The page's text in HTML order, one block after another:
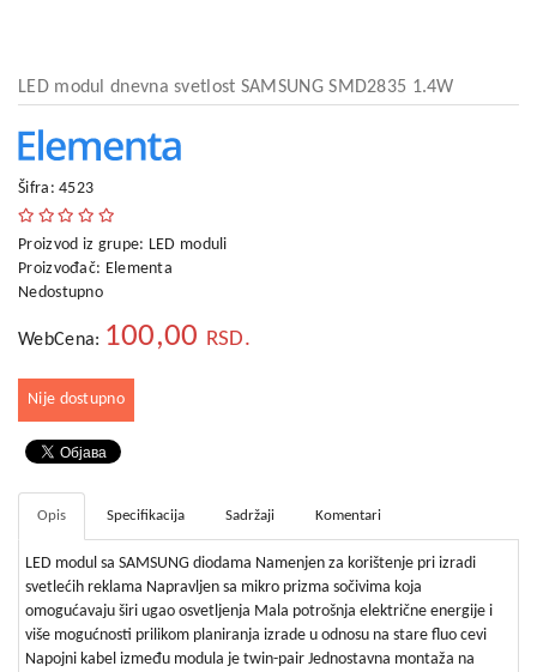
Alati
oprema
Sport
rekreacija
Auto
oprema
Odeća,
Putna
galanterija
Oprema
decu
LED modul dnevna svetlost SAMSUNG SMD2835 1.4W
Šifra: 4523
Proizvod iz grupe: LED moduli
Proizvođač: Elementa
Nedostupno
WebCena: 100,00 RSD.
Nije dostupno
Opis Specifikacija Sadržaji Komentari
LED modul sa SAMSUNG diodama Namenjen za korištenje pri izradi
svetlećih reklama Napravljen sa mikro prizma sočivima koja
omogućavaju širi ugao osvetljenja Mala potrošnja električne energije i
više mogućnosti prilikom planiranja izrade u odnosu na stare fluo cevi
Napojni kabel između modula je twin-pair Jednostavna montaža na